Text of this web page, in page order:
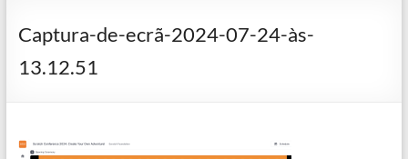
Captura-de-ecrã-2024-07-24-às-
13.12.51